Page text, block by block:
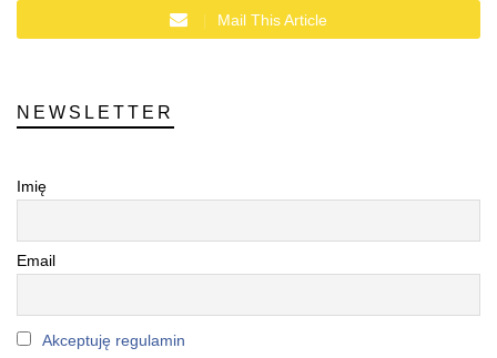
Mail This Article
NEWSLETTER
Imię
Email
Akceptuję regulamin